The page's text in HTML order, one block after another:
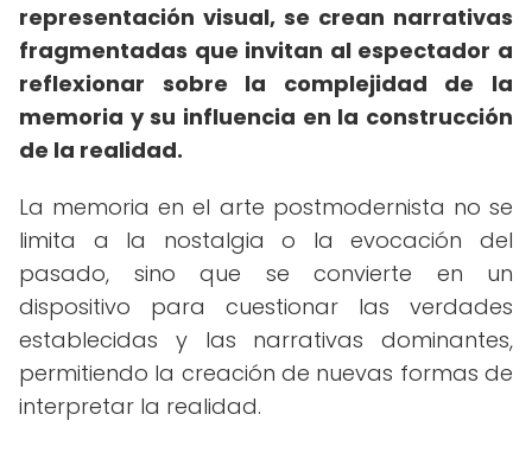
representación visual, se crean narrativas
fragmentadas que invitan al espectador a
reflexionar sobre la complejidad de la
memoria y su influencia en la construcción
de la realidad.
La memoria en el arte postmodernista no se
limita a la nostalgia o la evocación del
pasado, sino que se convierte en un
dispositivo para cuestionar las verdades
establecidas y las narrativas dominantes,
permitiendo la creación de nuevas formas de
interpretar la realidad.